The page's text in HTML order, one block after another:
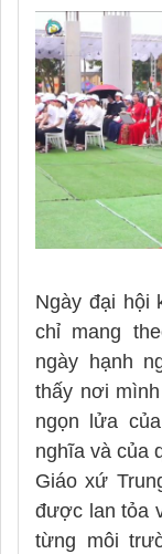
Ngày đại hội
chỉ mang
ngày hạnh
thấy nơi
ngọn lửa
nghĩa và của
Giáo xứ
được lan tỏa
từng môi